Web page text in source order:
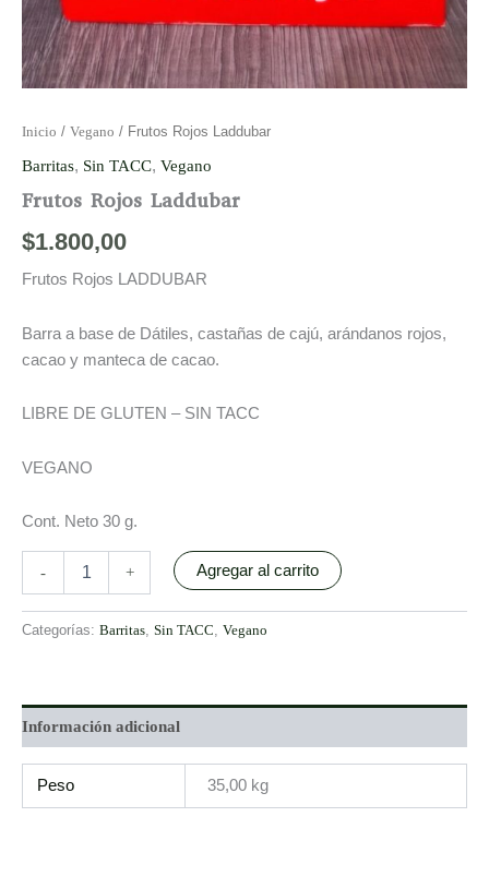
Inicio / Vegano / Frutos Rojos Laddubar
Barritas, Sin TACC, Vegano
Frutos Rojos Laddubar
$1.800,00
Frutos Rojos LADDUBAR
Barra a base de Dátiles, castañas de cajú, arándanos rojos,
cacao y manteca de cacao.
LIBRE DE GLUTEN – SIN TACC
VEGANO
Cont. Neto 30 g.
- + Agregar al carrito
Categorías: Barritas, Sin TACC, Vegano
Información adicional
Peso 35,00 kg